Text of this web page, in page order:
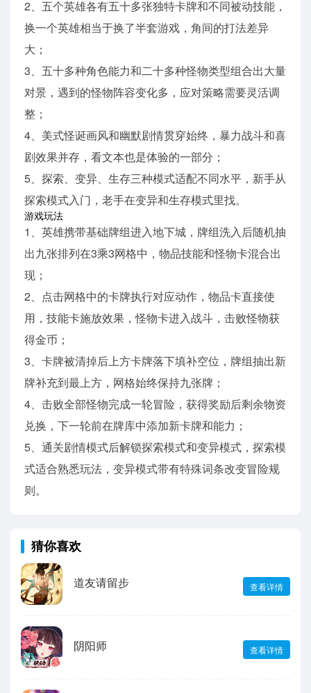
2、五个英雄各有五十多张独特卡牌和不同被动技能，
换一个英雄相当于换了半套游戏，角间的打法差异
大；
3、五十多种角色能力和二十多种怪物类型组合出大量
对景，遇到的怪物阵容变化多，应对策略需要灵活调
整；
4、美式怪诞画风和幽默剧情贯穿始终，暴力战斗和喜
剧效果并存，看文本也是体验的一部分；
5、探索、变异、生存三种模式适配不同水平，新手从
探索模式入门，老手在变异和生存模式里找。
游戏玩法
1、英雄携带基础牌组进入地下城，牌组洗入后随机抽
出九张排列在3乘3网格中，物品技能和怪物卡混合出
现；
2、点击网格中的卡牌执行对应动作，物品卡直接使
用，技能卡施放效果，怪物卡进入战斗，击败怪物获
得金币；
3、卡牌被清掉后上方卡牌落下填补空位，牌组抽出新
牌补充到最上方，网格始终保持九张牌；
4、击败全部怪物完成一轮冒险，获得奖励后剩余物资
兑换，下一轮前在牌库中添加新卡牌和能力；
5、通关剧情模式后解锁探索模式和变异模式，探索模
式适合熟悉玩法，变异模式带有特殊词条改变冒险规
则。
猜你喜欢
道友请留步 查看详情
阴阳师 查看详情